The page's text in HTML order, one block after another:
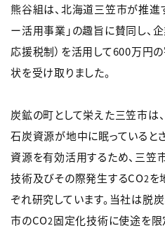
熊谷組は、北海道三笠市が推進
ー活用事業」の趣旨に賛同し、
応援税制）を活用して600万円
状を受け取りました。
炭鉱の町として栄えた三笠市は
石炭資源が地中に眠っていると
資源を有効活用するため、三笠
技術及びその際発生するCO2を
ぞれ研究しています。当社は脱
市のCO2固定化技術に使途を限